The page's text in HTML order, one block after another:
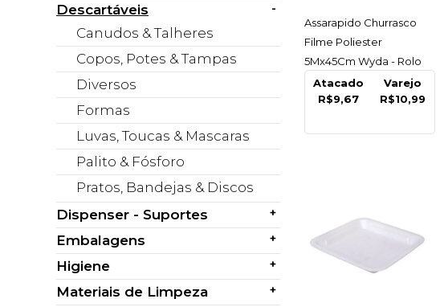
Descartáveis -
Canudos & Talheres
Copos, Potes & Tampas
Diversos
Formas
Luvas, Toucas & Mascaras
Palito & Fósforo
Pratos, Bandejas & Discos
Dispenser - Suportes
+
Embalagens +
Higiene +
Materiais de Limpeza +
ACESSAR
Assarapido Churrasco
Filme Poliester
5Mx45Cm Wyda - Rolo
Atacado
R$9,67
Varejo
R$10,99